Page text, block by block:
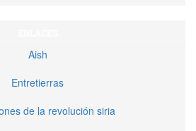
Aish
Entretierras
de la revolución siria